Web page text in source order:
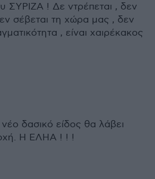
! Δε ντρέπεται , δεν
σέβεται τη χώρα μας , δεν
, είναι χαιρέκακος
δασικό είδος θα λάβει
Η ΕΛΗΑ ! ! !